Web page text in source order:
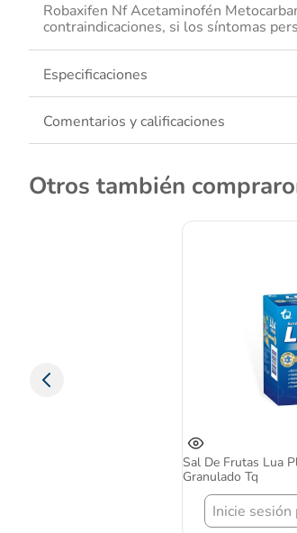
Robaxifen Nf Acetaminofén
contraindicaciones, si los síntomas
Especificaciones
Comentarios y calificaciones
Otros también
Sal De Frutas Lua
Granulado Tq
Inicie sesión